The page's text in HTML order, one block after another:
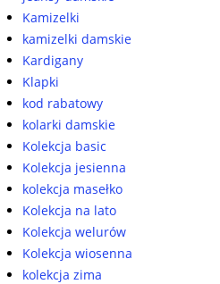
Kamizelki
kamizelki damskie
Kardigany
Klapki
kod rabatowy
kolarki damskie
Kolekcja basic
Kolekcja jesienna
kolekcja masełko
Kolekcja na lato
Kolekcja welurów
Kolekcja wiosenna
kolekcja zima